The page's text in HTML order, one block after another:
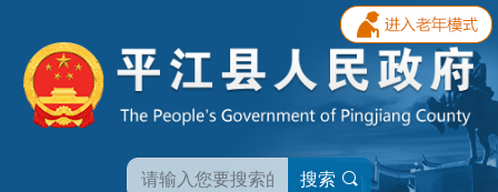
搜索